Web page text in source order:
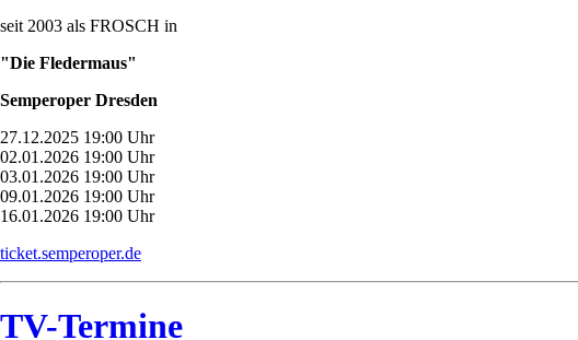
seit 2003 als FROSCH in
"Die Fledermaus"
Semperoper Dresden
27.12.2025 19:00 Uhr
02.01.2026 19:00 Uhr
03.01.2026 19:00 Uhr
09.01.2026 19:00 Uhr
16.01.2026 19:00 Uhr
ticket.semperoper.de
TV-Termine